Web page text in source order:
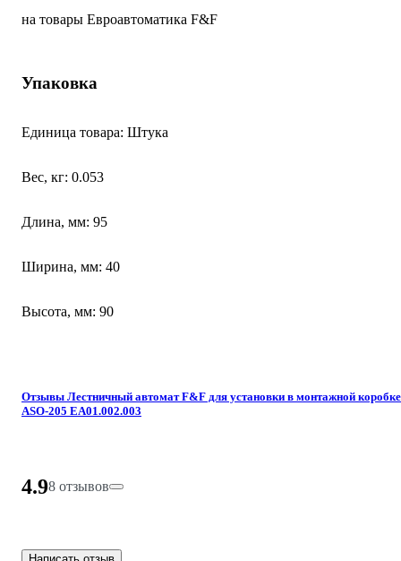
на товары Евроавтоматика F&F
Упаковка
Единица товара: Штука
Вес, кг: 0.053
Длина, мм: 95
Ширина, мм: 40
Высота, мм: 90
Отзывы Лестничный автомат F&F для установки в монтажной коробке
ASO-205 EA01.002.003
4.98 отзывов